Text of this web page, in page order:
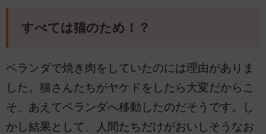
すべては猫のため！？
ベランダで焼き肉をしていたのには理由がありま
した。猫さんたちがヤケドをしたら大変だからこ
そ、あえてベランダへ移動したのだそうです。し
かし結果として、人間たちだけがおいしそうなお